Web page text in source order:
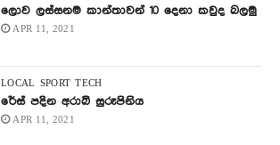
ලොව ලස්සනම කාන්තාවන් 10 දෙනා කවුද බලමු
APR 11, 2021
LOCAL SPORT TECH
රේස් පදින අරාබි සුරූපිනිය
APR 11, 2021